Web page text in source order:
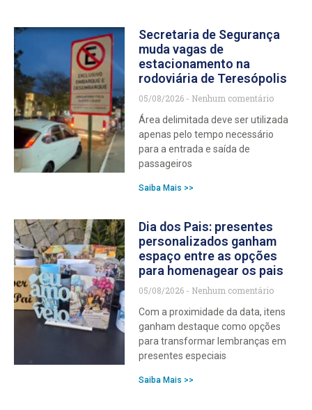
Secretaria de Segurança
muda vagas de
estacionamento na
rodoviária de Teresópolis
05/08/2026
Nenhum comentário
Área delimitada deve ser utilizada
apenas pelo tempo necessário
para a entrada e saída de
passageiros
Saiba Mais >>
Dia dos Pais: presentes
personalizados ganham
espaço entre as opções
para homenagear os pais
05/08/2026
Nenhum comentário
Com a proximidade da data, itens
ganham destaque como opções
para transformar lembranças em
presentes especiais
Saiba Mais >>